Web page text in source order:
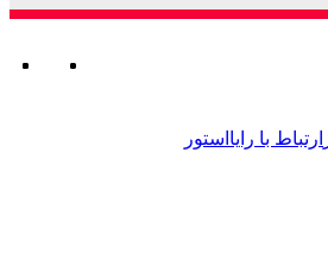
ارتباط با رایااستور
ورود
تغییر
جستجو